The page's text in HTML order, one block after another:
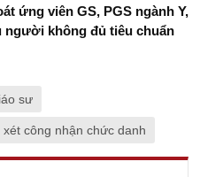
ứng viên GS, PGS ngành Y,
người không đủ tiêu chuẩn
sư
xét công nhận chức danh